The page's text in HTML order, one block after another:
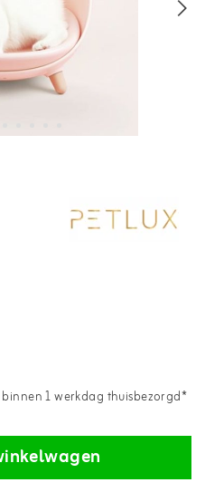
1 werkdag thuisbezorgd*